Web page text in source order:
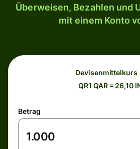
Überweisen, Bezahlen und
mit einem Konto
Devisenmittelkurs
QR1 QAR = 26,10
Betrag